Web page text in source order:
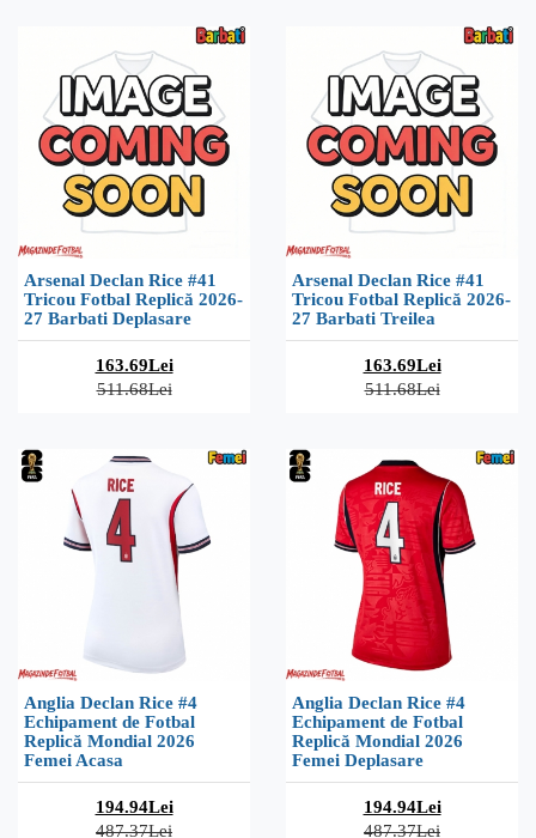
Arsenal Declan Rice #41
Tricou Fotbal Replică 2026-
27 Barbati Deplasare
163.69Lei
511.68Lei
Arsenal Declan Rice #41
Tricou Fotbal Replică 2026-
27 Barbati Treilea
163.69Lei
511.68Lei
Anglia Declan Rice #4
Echipament de Fotbal
Replică Mondial 2026
Femei Acasa
194.94Lei
487.37Lei
Anglia Declan Rice #4
Echipament de Fotbal
Replică Mondial 2026
Femei Deplasare
194.94Lei
487.37Lei